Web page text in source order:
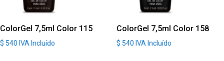
ColorGel 7,5ml Color 115
$ 540 IVA Incluído
ColorGel 7,5ml Color 158
$ 540 IVA Incluído